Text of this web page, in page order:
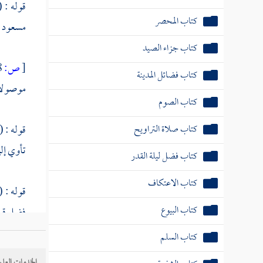
كتاب المحصر
كتاب جزاء الصيد
كتاب فضائل المدينة
كتاب الصوم
كتاب صلاة التراويح
كتاب فضل ليلة القدر
كتاب الاعتكاف
كتاب البيوع
كتاب السلم
قوله
مسعود
[ص:
قوله
تأوي
قوله
فضل
قوله